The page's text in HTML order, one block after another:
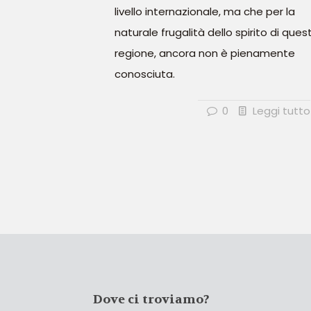
livello internazionale, ma che per la
naturale frugalità dello spirito di
regione, ancora non è pienamente
conosciuta.
0 Leggi tutto
Dove ci troviamo?